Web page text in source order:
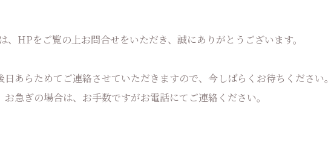
、HPをご覧の上お問合せをいただき、誠にありがとうございます。
あらためてご連絡させていただきますので、今しばらくお待ちください。
お急ぎの場合は、お手数ですがお電話にてご連絡ください。